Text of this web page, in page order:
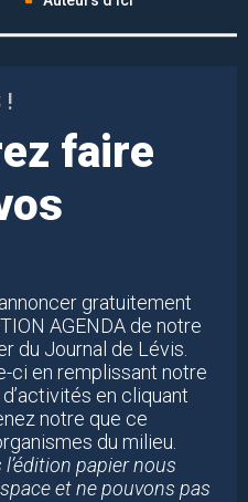
!
faire
gratuitement
AGENDA de notre
du Journal de Lévis.
ci en remplissant notre
en cliquant
notre que ce
du milieu.
papier nous
et ne pouvons pas